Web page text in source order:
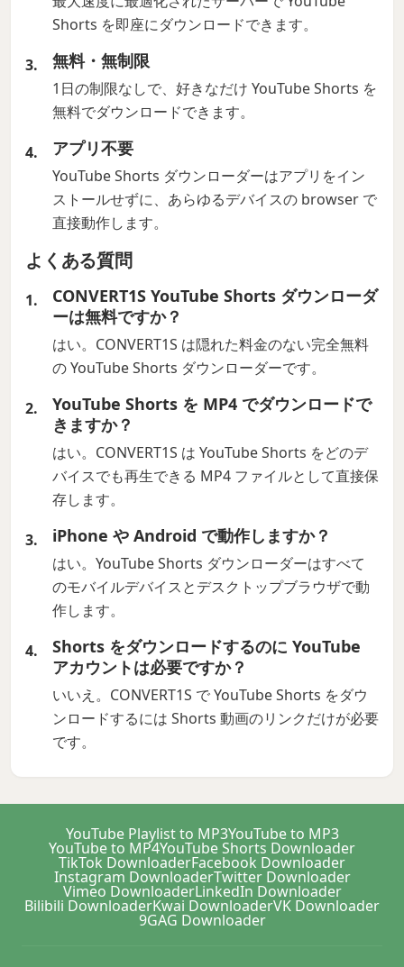
Shorts を即座にダウンロードできます。
無料・無制限
1日の制限なしで、好きなだけ YouTube Shorts を
無料でダウンロードできます。
アプリ不要
YouTube Shorts ダウンローダーはアプリをイン
ストールせずに、あらゆるデバイスの browser で
直接動作します。
よくある質問
CONVERT1S YouTube Shorts ダウンローダ
ーは無料ですか？
はい。CONVERT1S は隠れた料金のない完全無料
の YouTube Shorts ダウンローダーです。
YouTube Shorts を MP4 でダウンロードで
きますか？
はい。CONVERT1S は YouTube Shorts をどのデ
バイスでも再生できる MP4 ファイルとして直接保
存します。
iPhone や Android で動作しますか？
はい。YouTube Shorts ダウンローダーはすべて
のモバイルデバイスとデスクトップブラウザで動
作します。
Shorts をダウンロードするのに YouTube
アカウントは必要ですか？
いいえ。CONVERT1S で YouTube Shorts をダウ
ンロードするには Shorts 動画のリンクだけが必要
です。
YouTube Playlist to MP3YouTube to MP3
YouTube to MP4YouTube Shorts Downloader
TikTok DownloaderFacebook Downloader
Instagram DownloaderTwitter Downloader
Vimeo DownloaderLinkedIn Downloader
Bilibili DownloaderKwai DownloaderVK Downloader
9GAG Downloader